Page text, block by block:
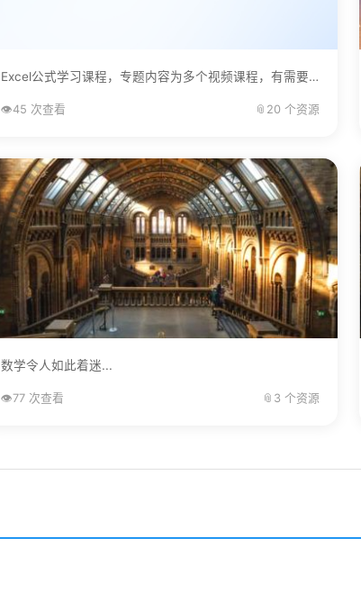
Excel公式学习课程，专题内容为多个视频课程，有需要的自己下载学习。...
👁️45 次查看 📎 20 个资源
数学令人如此着迷...
👁️77 次查看 📎 3 个资源